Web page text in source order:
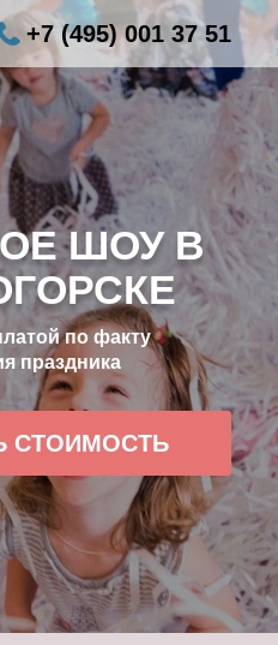
+7 (495) 001 37 51
ШОУ В
по факту
праздника
СТОИМОСТЬ